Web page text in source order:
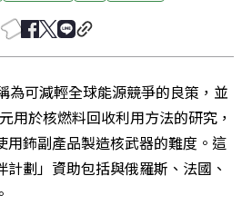
為可減輕全球能源競爭的良策，並
用於核燃料回收利用方法的研究，
用鈽副產品製造核武器的難度。這
劃」資助包括與俄羅斯、法國、